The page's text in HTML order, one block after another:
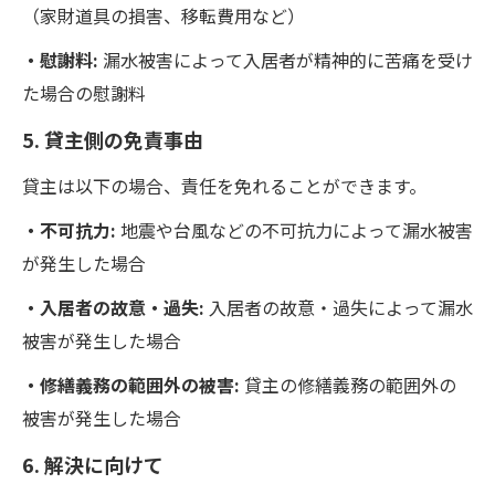
（家財道具の損害、移転費用など）
・慰謝料: 漏水被害によって入居者が精神的に苦痛を受け
た場合の慰謝料
5. 貸主側の免責事由
貸主は以下の場合、責任を免れることができます。
・不可抗力: 地震や台風などの不可抗力によって漏水被害
が発生した場合
・入居者の故意・過失: 入居者の故意・過失によって漏水
被害が発生した場合
・修繕義務の範囲外の被害: 貸主の修繕義務の範囲外の
被害が発生した場合
6. 解決に向けて